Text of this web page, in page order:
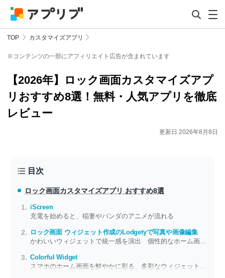
TOP カスタマイズアプリ
※コンテンツの一部にアフィリエイト広告が含まれています
【2026年】ロック画面カスタマイズアプ
リおすすめ8選！無料・人気アプリを徹底
レビュー
更新日:2026年8月8日
目次
ロック画面カスタマイズアプリ おすすめ8選
iScreen
充電を始めると、稲妻やパンダのアニメが流れる
ロック画面 ウィジェット作成のLodgetyで写真や画像編集
かわいいウィジェットで統一感を演出 個性的なホーム画面を作成
Colorful Widget
スマホのホーム画面を鮮やかに彩る、多彩なウィジェットやテーマをDL